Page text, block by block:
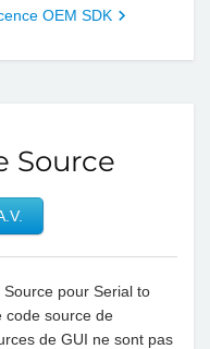
OEM SDK
Source
pour Serial to
code source de
de GUI ne sont pas